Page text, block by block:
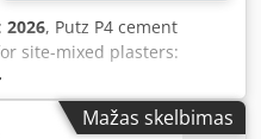
2026, Putz P4 cement
site-mixed plasters:
5.5 kW Mixer motor: 2.2
approx. 25 l/min
l/min Compressor: 350
Mažas skelbimas